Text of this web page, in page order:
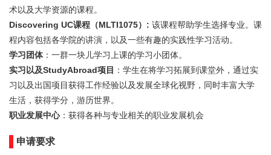
术以及大学资源的课程。
Discovering UC课程（MLTI1075）: 该课程帮助学生选择专业。课
程内容包括各学院的讲演，以及一些有趣的实践性学习活动。
学习团体：一群一块儿学习上课的学习小团体。
实习以及StudyAbroad项目 ：学生在将学习拓展到课堂外，通过实
习以及出国项目获得工作经验以及发展全球化视野，同时丰富大学
生活，获得学分，游历世界。
职业发展中心：获得各种与专业相关的职业发展机会
申请要求